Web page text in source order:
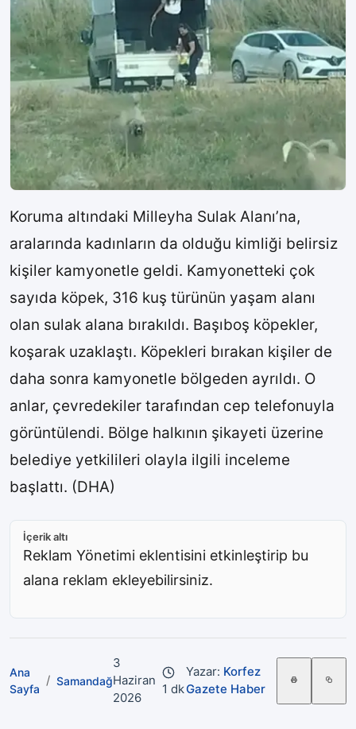
Koruma altındaki Milleyha Sulak Alanı’na,
aralarında kadınların da olduğu kimliği belirsiz
kişiler kamyonetle geldi. Kamyonetteki çok
sayıda köpek, 316 kuş türünün yaşam alanı
olan sulak alana bırakıldı. Başıboş köpekler,
koşarak uzaklaştı. Köpekleri bırakan kişiler de
daha sonra kamyonetle bölgeden ayrıldı. O
anlar, çevredekiler tarafından cep telefonuyla
görüntülendi. Bölge halkının şikayeti üzerine
belediye yetkilileri olayla ilgili inceleme
başlattı. (DHA)
İçerik altı
Reklam Yönetimi eklentisini etkinleştirip bu
alana reklam ekleyebilirsiniz.
Ana
Sayfa
/ Samandağ
3
Haziran
2026
1 dk
Yazar: Korfez
Gazete Haber